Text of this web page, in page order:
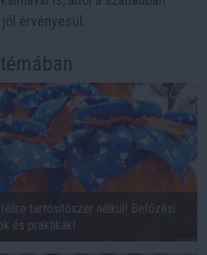
érvényesül.
tartósítószer nélkül! Befőzési
és praktikák!